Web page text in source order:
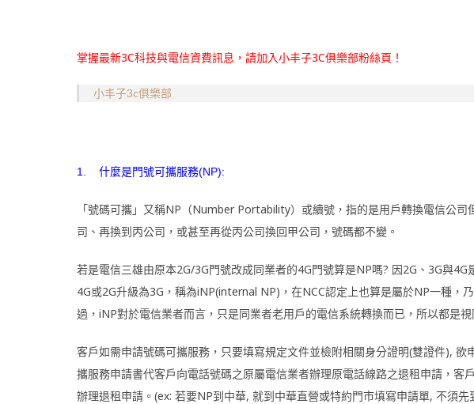
掌握最新3C科技與電信資費訊息，請加入小丰子3C俱樂部粉絲頁！
小丰子3c俱樂部
1. 什麼是門號可攜服務(NP):
「號碼可攜」又稱NP（Number Portability）或續號，指的是用戶轉換電信公
司、再換到丙公司，或甚至再從丙公司換回甲公司，號碼都不變。
若是電信三雄由原本2G/3G門號改成同業者的4G門號算是NP嗎? 因2G、3G與
4G或2G升級為3G，稱為iNP(internal NP)，在NCC認定上也算是屬於NP一種，
過，iNP對於電信業者而言，只是同業者老用戶的電信系統轉換而已，所以都是視
客戶如需申請號碼可攜服務，只要填寫規定文件並檢附相關身分證明(雙證件), 欲
攜服務申請書代客戶向電話號碼之原屬電信業者辦理原電話線路之退租申請，客
辦理退租申請。 (ex: 若要NP到中華, 就到中華直營或特約門市填寫申請單, 不須先